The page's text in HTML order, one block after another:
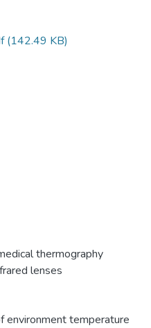
(142.49 KB)
thermography
lenses
environment temperature